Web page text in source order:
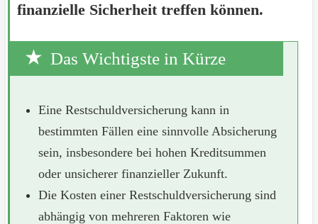
finanzielle Sicherheit treffen können.
Das Wichtigste in Kürze
Eine Restschuldversicherung kann in
bestimmten Fällen eine sinnvolle Absicherung
sein, insbesondere bei hohen Kreditsummen
oder unsicherer finanzieller Zukunft.
Die Kosten einer Restschuldversicherung sind
abhängig von mehreren Faktoren wie